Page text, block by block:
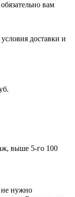
вам
доставки и
выше 5-го 100
не нужно